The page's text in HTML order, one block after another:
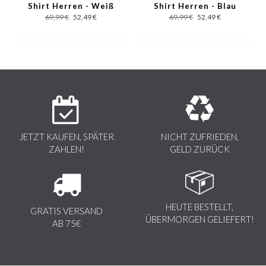
Charakteristisch für die Marke sind die Sieb- und Digitaldrucke,
Shirt Herren - Weiß
69,99 € 52,49 €
Shirt Herren - Blau
69,99 € 52,49 €
JETZT KAUFEN, SPÄTER
ZAHLEN!
NICHT ZUFRIEDEN,
GELD ZURÜCK
GRATIS VERSAND
AB 75€
HEUTE BESTELLT,
ÜBERMORGEN GELIEFERT!